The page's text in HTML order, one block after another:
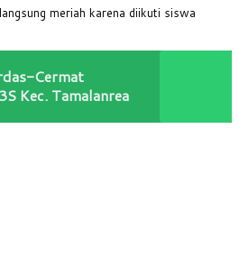
meriah karena diikuti siswa
Cermat
Kec. Tamalanrea